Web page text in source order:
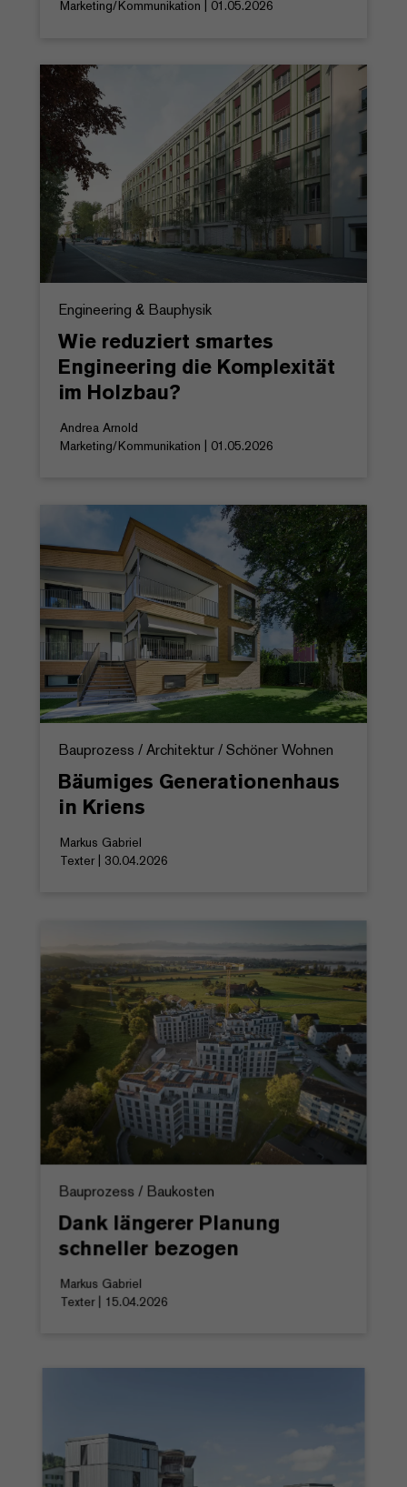
Marketing/Kommunikation | 01.05.2026
Engineering & Bauphysik
Wie reduziert smartes
Engineering die Komplexität
im Holzbau?
Andrea Arnold
Marketing/Kommunikation | 01.05.2026
Bauprozess / Architektur / Schöner Wohnen
Bäumiges Generationenhaus
in Kriens
Markus Gabriel
Texter | 30.04.2026
Bauprozess / Baukosten
Dank längerer Planung
schneller bezogen
Markus Gabriel
Texter | 15.04.2026